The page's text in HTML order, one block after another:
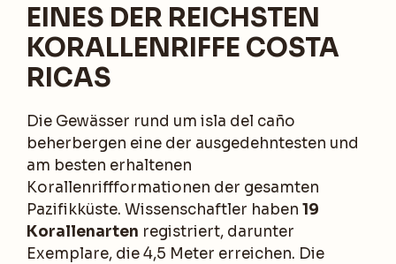
EINES DER REICHSTEN
KORALLENRIFFE COSTA
RICAS
Die Gewässer rund um isla del caño
beherbergen eine der ausgedehntesten und
am besten erhaltenen
Korallenriffformationen der gesamten
Pazifikküste. Wissenschaftler haben 19
Korallenarten registriert, darunter
Exemplare, die 4,5 Meter erreichen. Die